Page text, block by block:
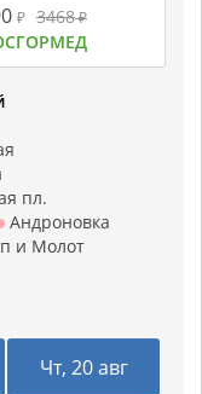
₽ 3468₽
пл.
Андроновка
и Молот
Чт, 20 авг